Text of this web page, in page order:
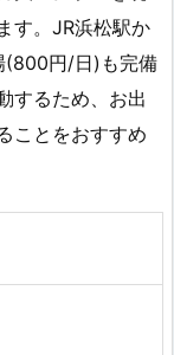
す。JR浜松駅か
(800円/日)も完備
するため、お出
ことをおすすめ